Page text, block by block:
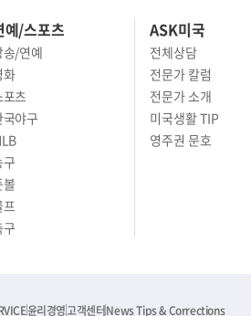
예/스포츠
송/연예
화
포츠
국야구
구
볼
프
구
ASK미국
전체상담
전문가 칼럼
전문가 소개
미국생활 TIP
영주권 문호
윤리경영고객센터News Tips & Corrections